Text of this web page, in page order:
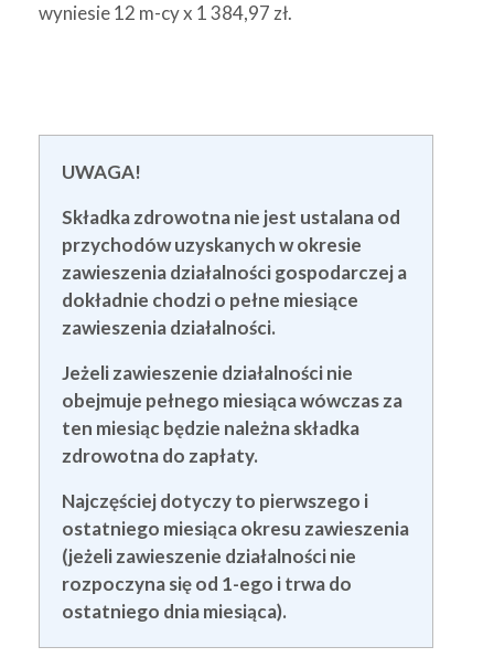
wyniesie 12 m-cy x 1 384,97 zł.
UWAGA!
Składka zdrowotna nie jest ustalana od
przychodów uzyskanych w okresie
zawieszenia działalności gospodarczej a
dokładnie chodzi o pełne miesiące
zawieszenia działalności.
Jeżeli zawieszenie działalności nie
obejmuje pełnego miesiąca wówczas za
ten miesiąc będzie należna składka
zdrowotna do zapłaty.
Najczęściej dotyczy to pierwszego i
ostatniego miesiąca okresu zawieszenia
(jeżeli zawieszenie działalności nie
rozpoczyna się od 1-ego i trwa do
ostatniego dnia miesiąca).